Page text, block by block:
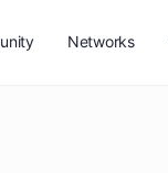
Networks